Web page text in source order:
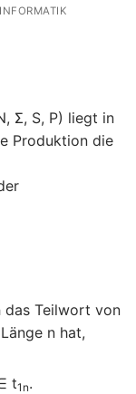
Σ, S, P) liegt in
Produktion die
das Teilwort von
n hat,
t1n.